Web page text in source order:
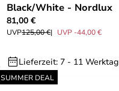
Black/White - Nordlux
81,00 €
UVP125,00 € UVP -44,00 €
Lieferzeit: 7 - 11
SUMMER DEAL